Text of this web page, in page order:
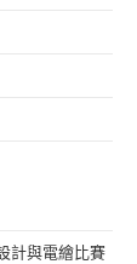
計與電繪比賽